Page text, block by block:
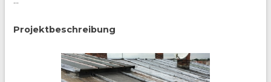
Projektbeschreibung